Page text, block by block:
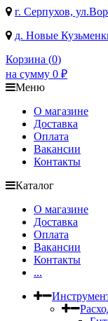
г. Серпухов,
д. Новые
Корзина (0)
на сумму 0 ₽
Меню
О магазине
Доставка
Оплата
Вакансии
Контакты
Каталог
О магазине
Доставка
Оплата
Вакансии
Контакты
...